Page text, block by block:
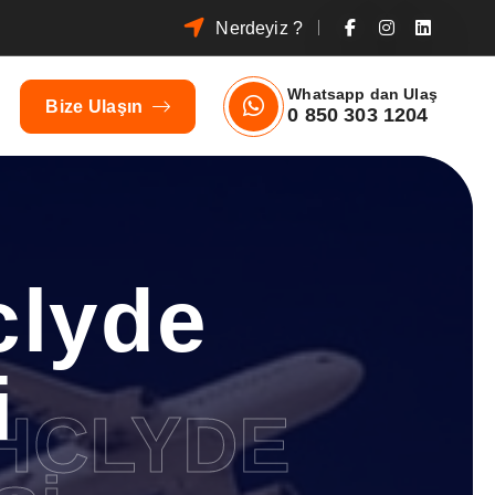
Nerdeyiz ?
Bize Ulaşın
Whatsapp dan Ulaş
0 850 303 1204